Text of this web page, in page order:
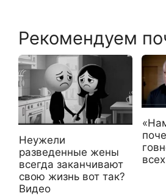
Рекомендуем
Неужели
разведенные жены
всегда заканчивают
свою жизнь вот так?
Видео